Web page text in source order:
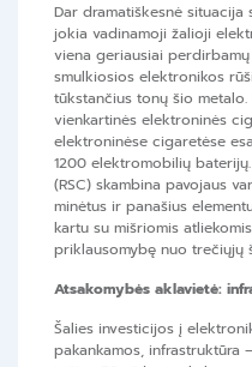
Dar dramatiškesnė
jokia vadinamoji žalioji
viena geriausiai
smulkiosios elektronikos
tūkstančius tonų šio
vienkartinės elektroninės
elektroninėse cigaretėse
1200 elektromobilių
(RSC) skambina pavojaus
minėtus ir panašius
kartu su mišriomis
priklausomybę nuo trečiųjų
Atsakomybės aklavietė:
Šalies investicijos į
pakankamos, infrastruktūra